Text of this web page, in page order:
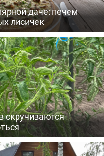
даче: печем
лисичек
скручиваются